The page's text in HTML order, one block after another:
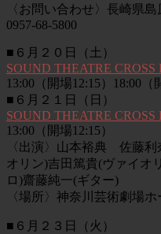
〈お問い合わせ〉長崎県
0957-68-5800
■６月２０日（土）
SOUND THEATRE CROSS
13:00（開場12:15）18:00（
■６月２１日（日）
SOUND THEATRE CROSS
13:00（開場12:15）
〈出演〉山本裕典 佐藤
オリン)吉田篤貴(ヴァイオ
ロ)齋藤純一(ギター)
〈場所〉神奈川芸術劇場ホ
■６月２３日（火）